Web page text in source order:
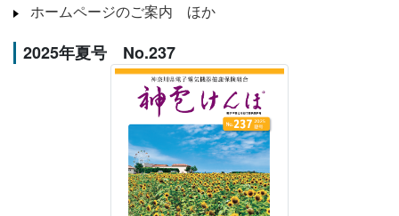
ホームページのご案内 ほか
2025年夏号 No.237